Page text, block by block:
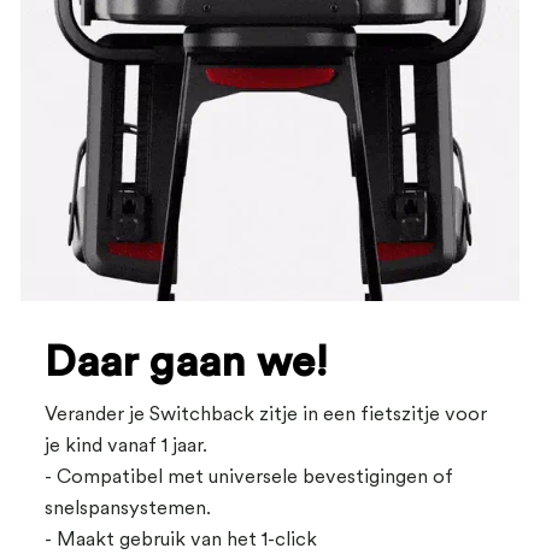
Daar gaan we!
Verander je Switchback zitje in een fietszitje voor
je kind vanaf 1 jaar.
- Compatibel met universele bevestigingen of
snelspansystemen.
- Maakt gebruik van het 1-click